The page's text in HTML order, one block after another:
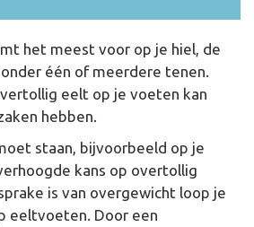
het meest voor op je hiel, de
één of meerdere tenen.
eelt op je voeten kan
hebben.
staan, bijvoorbeeld op je
kans op overtollig
is van overgewicht loop je
eeltvoeten. Door een